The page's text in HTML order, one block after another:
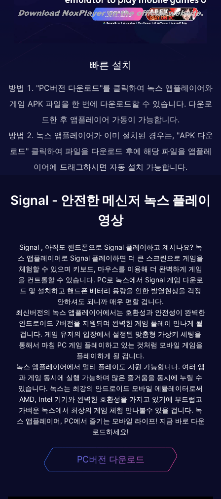
빠른 설치
방법 1. "PC버전 다운로드"를 클릭하여 녹스 앱플레이어와
게임 APK 파일을 한 번에 다운로드할 수 있습니다. 다운로
드한 후 앱플레이어 가동이 가능합니다.
방법 2. 녹스 앱플레이어가 이미 설치된 경우는, "APK 다운
로드" 클릭하여 파일을 다운로드 후에 해당 파일을 앱플레
이어에 드래그하시면 자동 설치 가능합니다.
Signal - 안전한 메신저 녹스 플레이
영상
Signal , 아직도 핸드폰으로 Signal 플레이하고 계시나요? 녹
스 앱플레이어로 Signal 플레이하면 더 큰 스크린으로 게임을
체험할 수 있으며 키보드, 마우스를 이용해 더 완벽하게 게임
을 컨트롤할 수 있습니다. PC로 녹스에서 Signal 게임 다운로
드 및 설치하고 핸드폰 배터리 용량을 인한 발열현상을 걱정
안하셔도 되니까 매우 편할 겁니다.
최신버전의 녹스 앱플레이어에서는 호환성과 안전성이 완벽한
안드로이드 7버전을 지원되며 완벽한 게임 플레이 만나게 될
겁니다. 게임 유저의 입장에서 설정된 맞춤형 가상키 세팅을
통해서 마침 PC 게임 플레이하고 있는 것처럼 모바일 게임을
플레이하게 될 겁니다.
녹스 앱플레이어에서 멀티 플레이도 지원 가능합니다. 여러 앱
과 게임 동시에 실행 가능하며 많은 즐거움을 동시에 누릴 수
있습니다. 녹스는 최강의 안드로이드 모바일 에뮬레이터로써
AMD, Intel 기기와 완벽한 호환성을 가지고 있기에 부드럽고
가벼운 녹스에서 최상의 게임 체험 만나볼수 있을 겁니다. 녹
스 앱플레이어, PC에서 즐기는 모바일 라이프! 지금 바로 다운
로드하세요!
PC버전 다운로드